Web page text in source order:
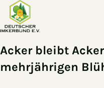
Zum Hauptinhalt springen
Acker bleibt
mehrjährigen